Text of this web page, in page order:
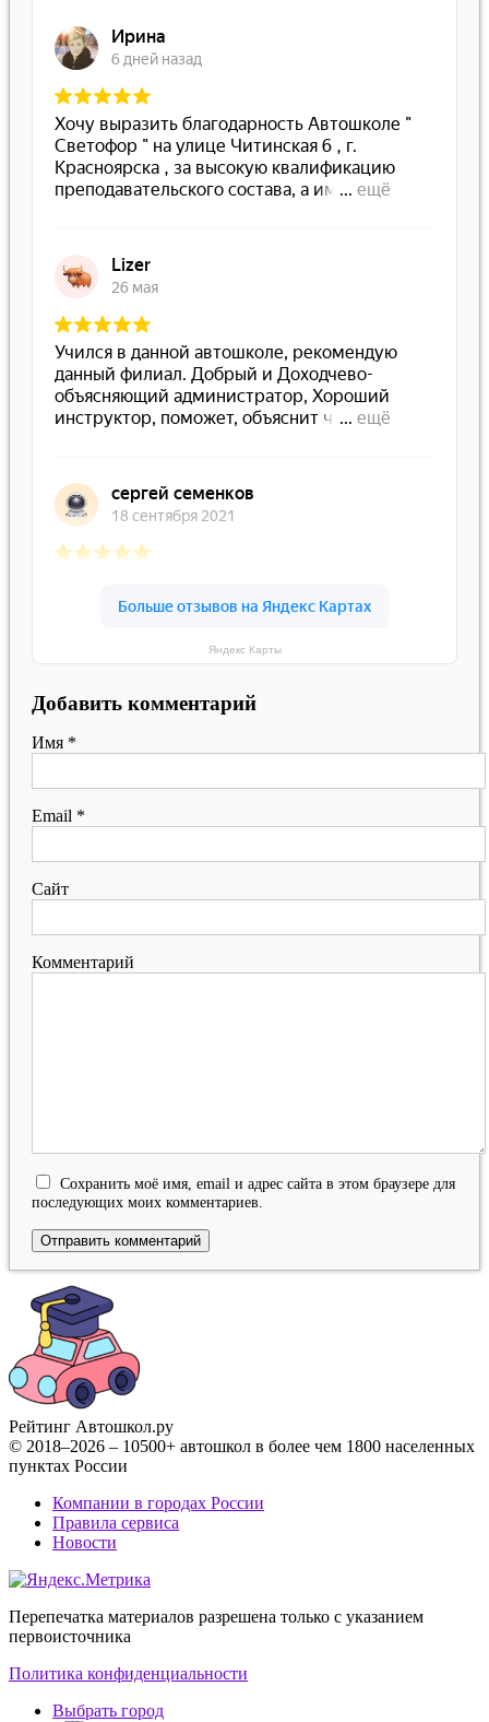
Яндекс Карты
Добавить комментарий
Имя *
Email *
Сайт
Комментарий
Сохранить моё имя, email и адрес сайта в этом браузере для
последующих моих комментариев.
Рейтинг Автошкол.ру
© 2018–2026 – 10500+ автошкол в более чем 1800 населенных
пунктах России
Компании в городах России
Правила сервиса
Новости
Перепечатка материалов разрешена только с указанием
первоисточника
Политика конфиденциальности
Выбрать город